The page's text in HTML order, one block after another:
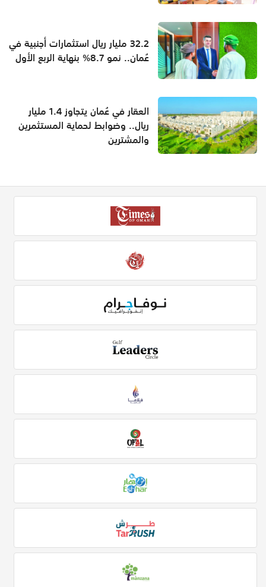
32.2 مليار ريال استثمارات أجنبية في
عُمان.. نمو 8.7% بنهاية الربع الأول
العقار في عُمان يتجاوز 1.4 مليار
ريال.. وضوابط لحماية المستثمرين
والمشترين